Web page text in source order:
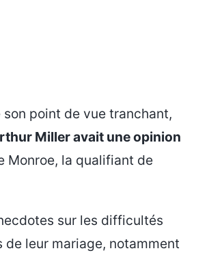
point de vue tranchant,
Miller avait une opinion
Monroe, la qualifiant de
sur les difficultés
de leur mariage, notamment